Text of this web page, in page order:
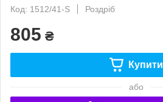
Код: 1512/41-S
Роздріб
805 ₴
Купити
або